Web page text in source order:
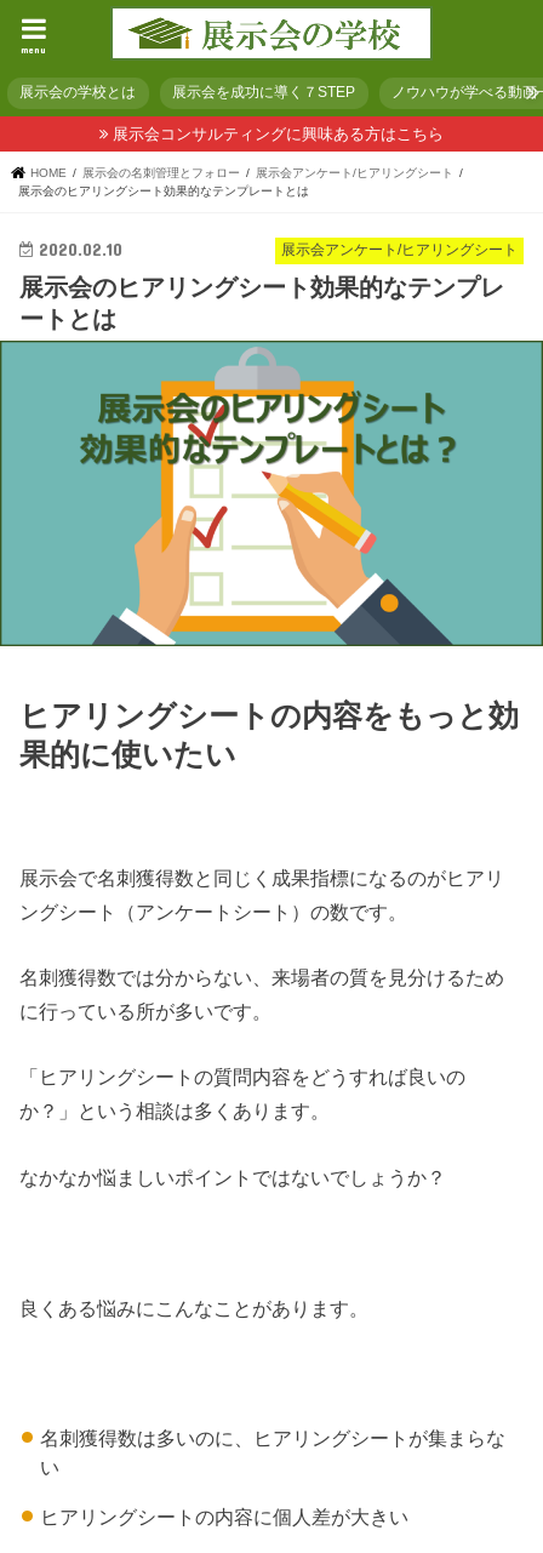
menu
展示会の学校とは 展示会を成功に導く７STEP ノウハウが学べる動画
展示会コンサルティングに興味ある方はこちら
HOME 展示会の名刺管理とフォロー
展示会アンケート/ヒアリングシート
展示会のヒアリングシート効果的なテンプレートとは
展示会アンケート/ヒアリングシート
2020.02.10
展示会のヒアリングシート効果的なテンプレ
ートとは
ヒアリングシートの内容をもっと効
果的に使いたい
展示会で名刺獲得数と同じく成果指標になるのがヒアリ
ングシート（アンケートシート）の数です。
名刺獲得数では分からない、来場者の質を見分けるため
に行っている所が多いです。
「ヒアリングシートの質問内容をどうすれば良いの
か？」という相談は多くあります。
なかなか悩ましいポイントではないでしょうか？
良くある悩みにこんなことがあります。
名刺獲得数は多いのに、ヒアリングシートが集まらな
い
ヒアリングシートの内容に個人差が大きい